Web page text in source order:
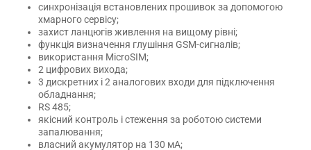
синхронізація встановлених прошивок за допомогою
хмарного сервісу;
захист ланцюгів живлення на вищому рівні;
функція визначення глушіння GSM-сигналів;
використання MicroSIM;
2 цифрових вихода;
3 дискретних і 2 аналогових входи для підключення
обладнання;
RS 485;
якісний контроль і стеження за роботою системи
запалювання;
власний акумулятор на 130 мА;